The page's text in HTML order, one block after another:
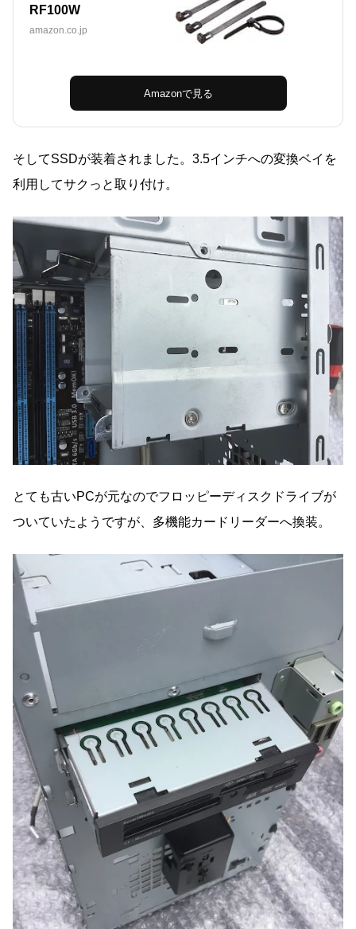
RF100W
amazon.co.jp
Amazonで見る
そしてSSDが装着されました。3.5インチへの変換ベイを
利用してサクっと取り付け。
とても古いPCが元なのでフロッピーディスクドライブが
ついていたようですが、多機能カードリーダーへ換装。